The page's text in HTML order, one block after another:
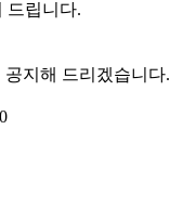
드립니다.
지해 드리겠습니다.